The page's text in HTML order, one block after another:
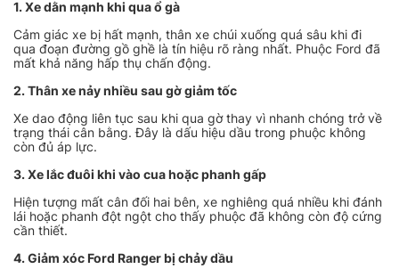
1. Xe dằn mạnh khi qua ổ gà
Cảm giác xe bị hất mạnh, thân xe chúi xuống quá sâu khi đi
qua đoạn đường gồ ghề là tín hiệu rõ ràng nhất. Phuộc Ford đã
mất khả năng hấp thụ chấn động.
2. Thân xe nảy nhiều sau gờ giảm tốc
Xe dao động liên tục sau khi qua gờ thay vì nhanh chóng trở về
trạng thái cân bằng. Đây là dấu hiệu dầu trong phuộc không
còn đủ áp lực.
3. Xe lắc đuôi khi vào cua hoặc phanh gấp
Hiện tượng mất cân đối hai bên, xe nghiêng quá nhiều khi đánh
lái hoặc phanh đột ngột cho thấy phuộc đã không còn độ cứng
cần thiết.
4. Giảm xóc Ford Ranger bị chảy dầu